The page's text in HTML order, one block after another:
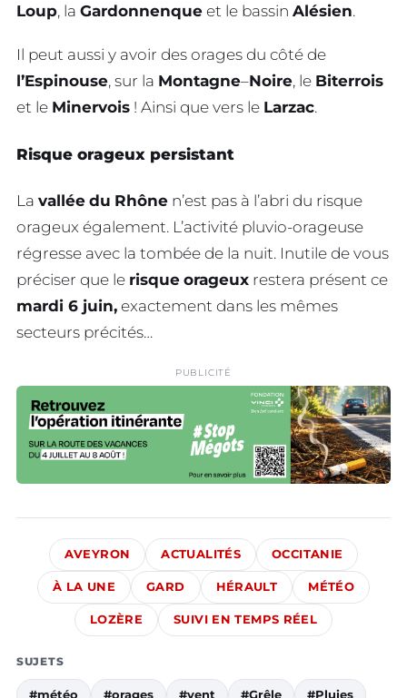
Loup, la Gardonnenque et le bassin Alésien.
Il peut aussi y avoir des orages du côté de
l’Espinouse, sur la Montagne–Noire, le Biterrois
et le Minervois ! Ainsi que vers le Larzac.
Risque orageux persistant
La vallée du Rhône n’est pas à l’abri du risque
orageux également. L’activité pluvio-orageuse
régresse avec la tombée de la nuit. Inutile de vous
préciser que le risque orageux restera présent ce
mardi 6 juin, exactement dans les mêmes
secteurs précités…
PUBLICITÉ
AVEYRON ACTUALITÉS OCCITANIE
À LA UNE GARD HÉRAULT MÉTÉO
LOZÈRE SUIVI EN TEMPS RÉEL
SUJETS
#météo #orages #vent #Grêle #Pluies